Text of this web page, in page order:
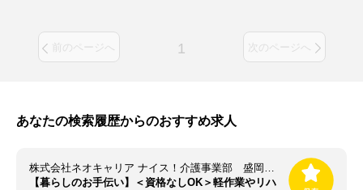
前のページへ 1 次のページへ
あなたの検索履歴からのおすすめ求人
株式会社ネオキャリア ナイス！介護事業部 盛岡支店／MOR
【暮らしのお手伝い】＜資格なしOK＞軽作業やリハ